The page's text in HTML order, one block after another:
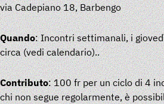
via Cadepiano 18, Barbengo
Quando: Incontri settimanali, i
circa(vedicalendario)..
Contributo: 100 fr per un ciclo di 4
chi non segue regolarmente, è